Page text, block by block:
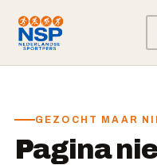
GEZOCHT MAAR
Pagina